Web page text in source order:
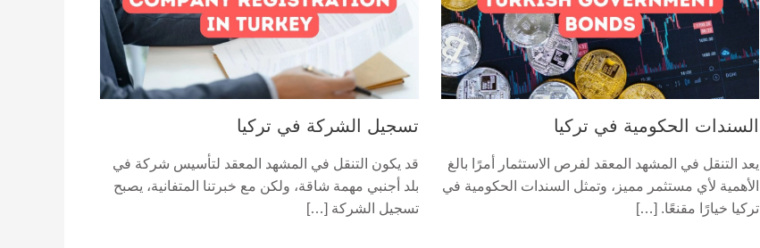
السندات الحكومية في تركيا
يعد التنقل في المشهد المعقد لفرص الاستثمار أمرًا بالغ
الأهمية لأي مستثمر مميز، وتمثل السندات الحكومية في
تركيا خيارًا مقنعًا. […]
تسجيل الشركة في تركيا
قد يكون التنقل في المشهد المعقد لتأسيس شركة في
بلد أجنبي مهمة شاقة، ولكن مع خبرتنا المتفانية، يصبح
تسجيل الشركة […]